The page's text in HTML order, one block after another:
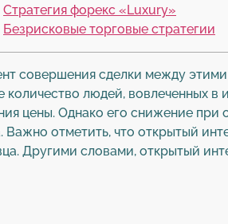
Стратегия форекс «Luxury»
Безрисковые торговые стратегии
совершения сделки между
количество людей, вовлеченных
цены. Однако его снижение при
Важно отметить, что открытый
Другими словами, открытый